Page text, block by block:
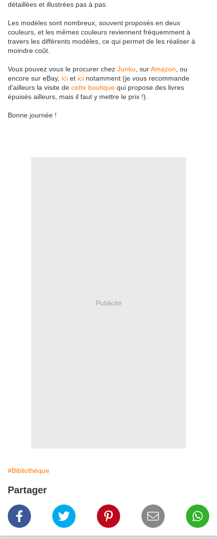
détaillées et illustrées pas à pas.
Les modèles sont nombreux, souvent proposés en deux
couleurs, et les mêmes couleurs reviennent fréquemment à
travers les différents modèles, ce qui permet de les réaliser à
moindre coût.
Vous pouvez vous le procurer chez Junku , surAmazon , ou
encore sur eBay, ici et ici notamment (je vous recommande
d'ailleurs la visite de cette boutique qui propose des livres
épuisés ailleurs, mais il faut y mettre le prix !).
Bonne journée !
Publicité
#Bibliothèque
Partager